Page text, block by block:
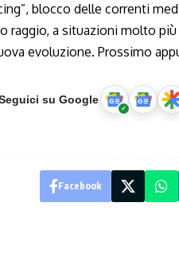
blocco delle correnti
raggio, a situazioni molto
evoluzione. Prossimo
su Google
Facebook